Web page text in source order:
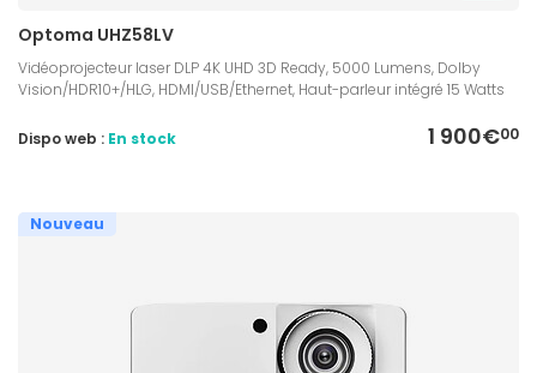
Optoma UHZ58LV
Vidéoprojecteur laser DLP 4K UHD 3D Ready, 5000 Lumens, Dolby
Vision/HDR10+/HLG, HDMI/USB/Ethernet, Haut-parleur intégré 15 Watts
1 900€00
Dispo web : En stock
Nouveau